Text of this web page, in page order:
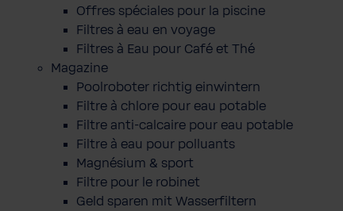
Offres spéciales pour la piscine
Filtres à eau en voyage
Filtres à Eau pour Café et Thé
Magazine
Poolroboter richtig einwintern
Filtre à chlore pour eau potable
Filtre anti-calcaire pour eau potable
Filtre à eau pour polluants
Magnésium & sport
Filtre pour le robinet
Geld sparen mit Wasserfiltern